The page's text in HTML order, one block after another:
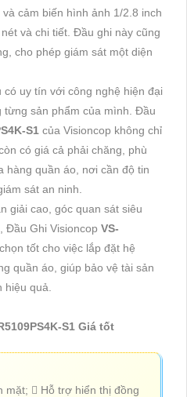
cảm biến hình ảnh 1/2.8 inch
và chi tiết. Đầu ghi này cũng
cho phép giám sát một diện
uy tín với công nghệ hiện đại
sản phẩm của mình. Đầu
S1 của Visioncop không chỉ
có giá cả phải chăng, phù
hàng quần áo, nơi cần độ tin
sát an ninh.
giải cao, góc quan sát siêu
Đầu Ghi Visioncop VS-
tốt cho việc lắp đặt hệ
quần áo, giúp bảo vệ tài sản
quả.
S1 Giá tốt
mặt;  Hỗ trợ hiển thị đồng